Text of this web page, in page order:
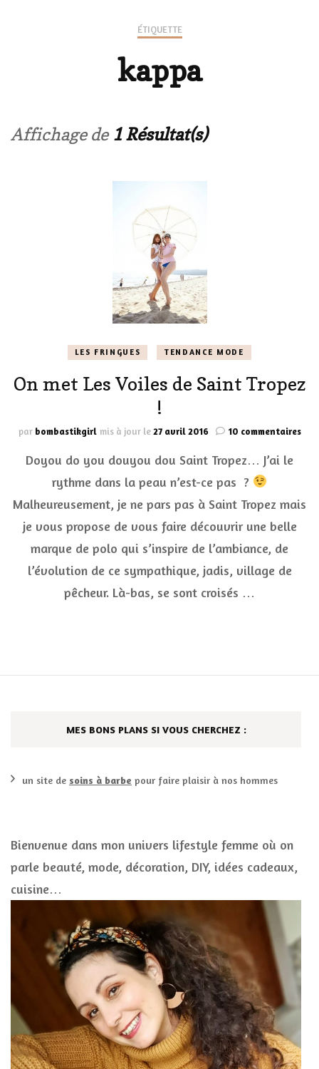
ÉTIQUETTE
kappa
Affichage de 1 Résultat(s)
LES FRINGUES TENDANCE MODE
On met Les Voiles de Saint Tropez
!
par bombastikgirl mis à jour le27 avril 2016 10 commentairessur
de
Doyou do you douyou dou Saint Tropez… J’ai le
rythme dans la peau n’est-ce pas ?
Malheureusement, je ne pars pas à Saint Tropez mais
je vous propose de vous faire découvrir une belle
marque de polo qui s’inspire de l’ambiance, de
l’évolution de ce sympathique, jadis, village de
pêcheur. Là-bas, se sont croisés …
MES BONS PLANS SI VOUS CHERCHEZ :
un site de soins à barbe pour faire plaisir à nos hommes
Bienvenue dans mon univers lifestyle femme où on
parle beauté, mode, décoration, DIY, idées cadeaux,
cuisine…